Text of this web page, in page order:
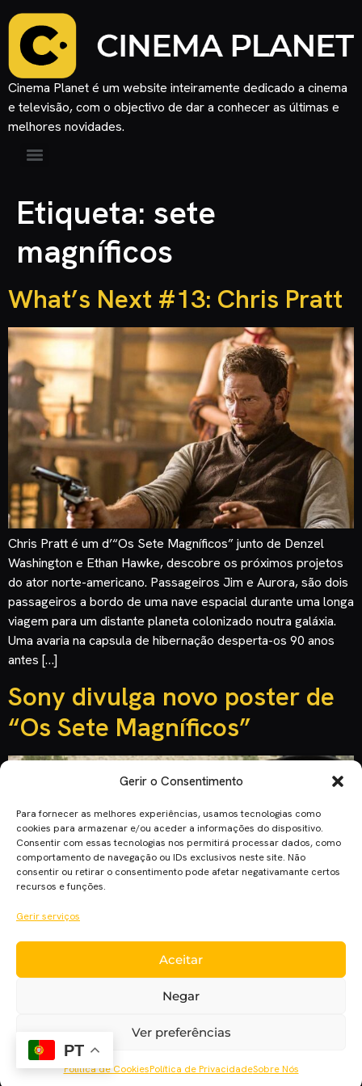
Gerir o Consentimento
Para fornecer as melhores experiências, usamos tecnologias como
cookies para armazenar e/ou aceder a informações do dispositivo.
Consentir com essas tecnologias nos permitirá processar dados, como
comportamento de navegação ou IDs exclusivos neste site. Não
consentir ou retirar o consentimento pode afetar negativamante certos
recursos e funções.
Gerir serviços
Aceitar
Negar
Ver preferências
Política de CookiesPolítica de PrivacidadeSobre Nós
Cinema Planet é um website inteiramente dedicado a cinema
e televisão, com o objectivo de dar a conhecer as últimas e
melhores novidades.
Etiqueta: sete
magníficos
What’s Next #13: Chris Pratt
Chris Pratt é um d’“Os Sete Magníficos” junto de Denzel
Washington e Ethan Hawke, descobre os próximos projetos
do ator norte-americano. Passageiros Jim e Aurora, são dois
passageiros a bordo de uma nave espacial durante uma longa
viagem para um distante planeta colonizado noutra galáxia.
Uma avaria na capsula de hibernação desperta-os 90 anos
antes […]
Sony divulga novo poster de
“Os Sete Magníficos”
Denzel Washington, Chris Pratt e Ethan Hawke são três dos
sete magníficos que chegam em Setembro aos cinemas
portugueses. Com a cidade de Rose Creek sob o cruel
desesperada contrata a proteção de sete marginais,
caçadores de prémios, jogadores e pistoleiros a soldo: Sam
Chisolm (Denzel Washington), Josh […]
PT